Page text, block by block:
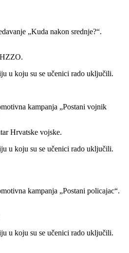
„Kuda nakon srednje?“.
u koju su se učenici rado uključili.
kampanja „Postani vojnik
Hrvatske vojske.
u koju su se učenici rado uključili.
kampanja „Postani policajac“.
u koju su se učenici rado uključili.